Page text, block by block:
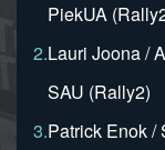
PiekUA
2.Lauri Joona /
SAU (Rally2)
3.Patrick Enok /